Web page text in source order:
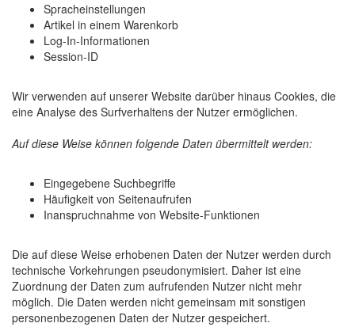
Spracheinstellungen
Artikel in einem Warenkorb
Log-In-Informationen
Session-ID
Wir verwenden auf unserer Website darüber hinaus Cookies, die
eine Analyse des Surfverhaltens der Nutzer ermöglichen.
Auf diese Weise können folgende Daten übermittelt werden:
Eingegebene Suchbegriffe
Häufigkeit von Seitenaufrufen
Inanspruchnahme von Website-Funktionen
Die auf diese Weise erhobenen Daten der Nutzer werden durch
technische Vorkehrungen pseudonymisiert. Daher ist eine
Zuordnung der Daten zum aufrufenden Nutzer nicht mehr
möglich. Die Daten werden nicht gemeinsam mit sonstigen
personenbezogenen Daten der Nutzer gespeichert.